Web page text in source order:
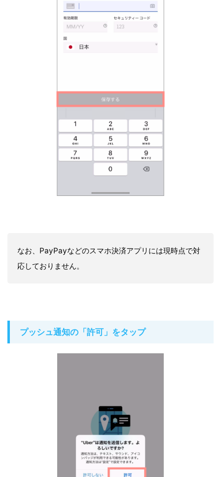
なお、PayPayなどのスマホ決済アプリには現時点で対
応しておりません。
プッシュ通知の「許可」をタップ